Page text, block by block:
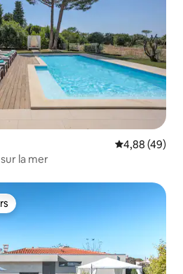
Évaluation
4,88 (49)
la mer